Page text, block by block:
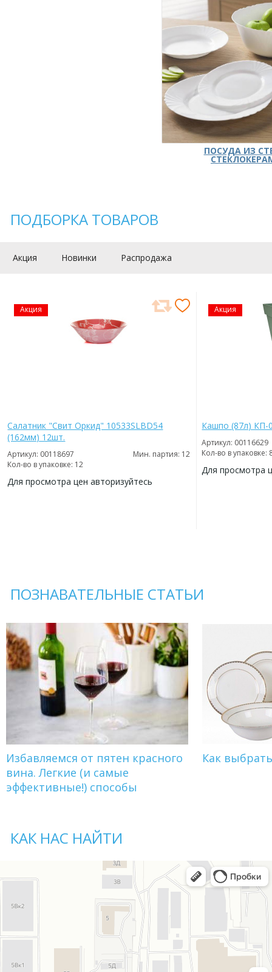
ПОСУДА ИЗ
ПОДБОРКА ТОВАРОВ
Акция Новинки Распродажа
Акция
Салатник "Свит Оркид" 10533SLBD54
(162мм) 12шт.
Артикул: 00118697
Мин. партия: 12
Кол-во в упаковке: 12
Для просмотра цен авторизуйтесь
Акция
Кашпо (87л) КП-
Артикул: 00116629
Кол-во в упаковке:
Для просмотра
ПОЗНАВАТЕЛЬНЫЕ СТАТЬИ
Избавляемся от пятен красного
вина. Легкие (и самые
эффективные!) способы
Как
КАК НАС НАЙТИ